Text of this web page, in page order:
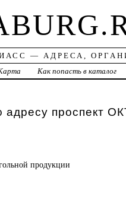
— АДРЕСА,
Как попасть в каталог
адресу проспект
продукции